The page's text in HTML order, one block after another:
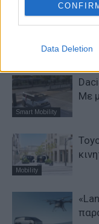
Data Deletion
Smart Mobility
Με
Mobility